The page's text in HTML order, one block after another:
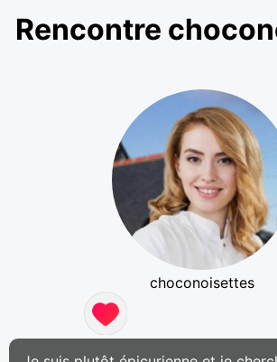
Rencontre
choconoisettes